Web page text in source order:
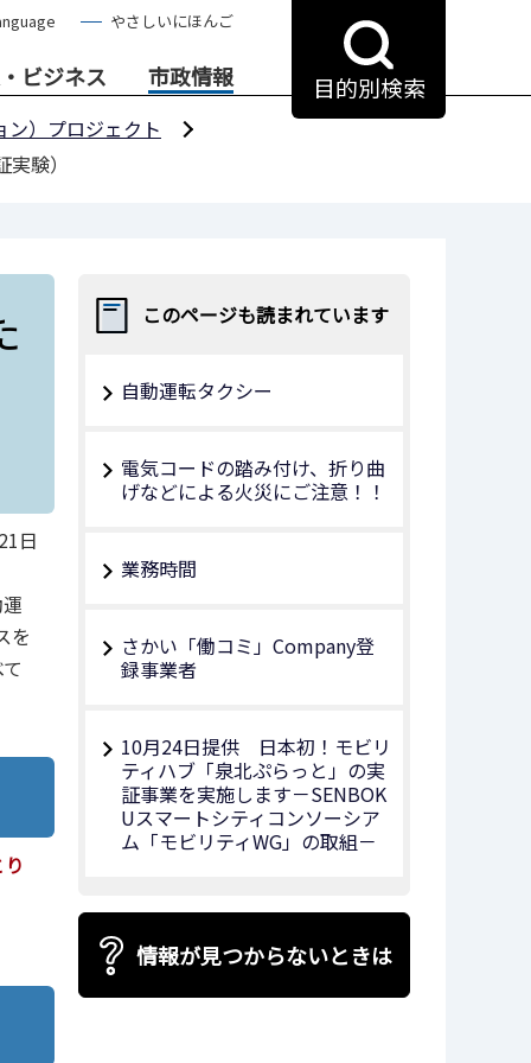
やさしいにほんご
ビジネス 市政情報 目的別検索
ン）プロジェクト
験）
日
を
このページも読まれています
自動運転タクシー
電気コードの踏み付け、折り曲
げなどによる火災にご注意！！
業務時間
さかい「働コミ」Company登
録事業者
10月24日提供 日本初！モビリ
ティハブ「泉北ぷらっと」の実
証事業を実施します－SENBOK
Uスマートシティコンソーシア
ム「モビリティWG」の取組－
情報が見つからないときは